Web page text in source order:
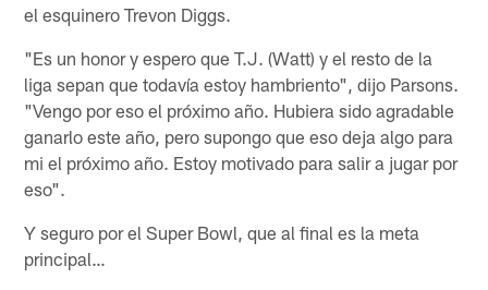
el esquinero Trevon Diggs.
"Es un honor y espero que T.J. (Watt) y el resto de la
liga sepan que todavía estoy hambriento", dijo Parsons.
"Vengo por eso el próximo año. Hubiera sido agradable
ganarlo este año, pero supongo que eso deja algo para
mi el próximo año. Estoy motivado para salir a jugar por
eso".
Y seguro por el Super Bowl, que al final es la meta
principal…